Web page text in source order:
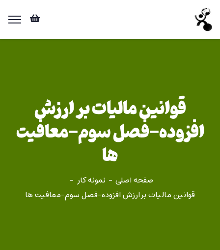
قوانین مالیات بر ارزش
افزوده-فصل سوم-معافیت
ها
صفحه اصلی
نمونه کار
قوانین مالیات بر ارزش افزوده-فصل سوم-معافیت ها